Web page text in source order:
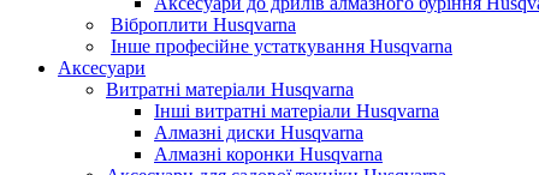
Віброплити Husqvarna
Інше професійне устаткування Husqvarna
Аксесуари
Витратні матеріали Husqvarna
Інші витратні матеріали Husqvarna
Алмазні диски Husqvarna
Алмазні коронки Husqvarna